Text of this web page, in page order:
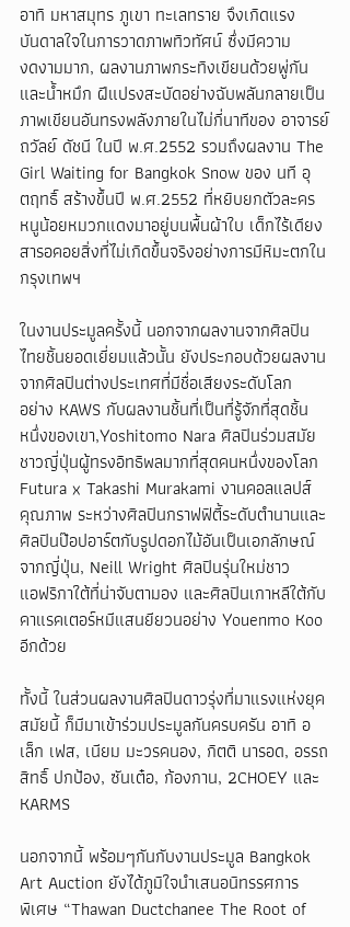
อาทิ มหาสมุทร ภูเขา ทะเลทราย จึงเกิดแรง
บันดาลใจในการวาดภาพทิวทัศน์ ซึ่งมีความ
งดงามมาก, ผลงานภาพกระทิงเขียนด้วยพู่กัน
และน้ำหมึก ฝีแปรงสะบัดอย่างฉับพลันกลายเป็น
ภาพเขียนอันทรงพลังภายในไม่กี่นาทีของ อาจารย์
ถวัลย์ ดัชนี ในปี พ.ศ.2552 รวมถึงผลงาน The
Girl Waiting for Bangkok Snow ของ นที อุ
ตฤทธิ์ สร้างขึ้นปี พ.ศ.2552 ที่หยิบยกตัวละคร
หนูน้อยหมวกแดงมาอยู่บนพื้นผ้าใบ เด็กไร้เดียง
สารอคอยสิ่งที่ไม่เกิดขึ้นจริงอย่างการมีหิมะตกใน
กรุงเทพฯ
ในงานประมูลครั้งนี้ นอกจากผลงานจากศิลปิน
ไทยชิ้นยอดเยี่ยมแล้วนั้น ยังประกอบด้วยผลงาน
จากศิลปินต่างประเทศที่มีชื่อเสียงระดับโลก
อย่าง KAWS กับผลงานชิ้นที่เป็นที่รู้จักที่สุดชิ้น
หนึ่งของเขา,Yoshitomo Nara ศิลปินร่วมสมัย
ชาวญี่ปุ่นผู้ทรงอิทธิพลมากที่สุดคนหนึ่งของโลก
Futura x Takashi Murakami งานคอลแลปส์
คุณภาพ ระหว่างศิลปินกราฟฟิตี้ระดับตำนานและ
ศิลปินป๊อปอาร์ตกับรูปดอกไม้อันเป็นเอกลักษณ์
จากญี่ปุ่น, Neill Wright ศิลปินรุ่นใหม่ชาว
แอฟริกาใต้ที่น่าจับตามอง และศิลปินเกาหลีใต้กับ
คาแรคเตอร์หมีแสนยียวนอย่าง Youenmo Koo
อีกด้วย
ทั้งนี้ ในส่วนผลงานศิลปินดาวรุ่งที่มาแรงแห่งยุค
สมัยนี้ ก็มีมาเข้าร่วมประมูลกันครบครัน อาทิ อ
เล็ก เฟส, เนียม มะวรคนอง, กิตติ นารอด, อรรถ
สิทธิ์ ปกป้อง, ซันเต๋อ, ก้องกาน, 2CHOEY และ
KARMS
นอกจากนี้ พร้อมๆกันกับงานประมูล Bangkok
Art Auction ยังได้ภูมิใจนำเสนอนิทรรศการ
พิเศษ “Thawan Ductchanee The Root of